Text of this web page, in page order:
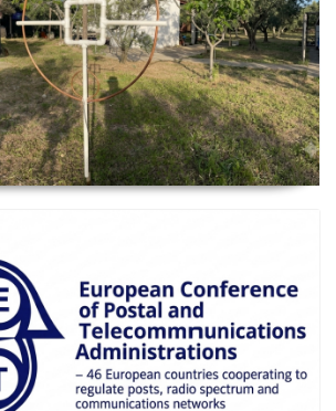
Anten (Magnetic Loop Antenna)